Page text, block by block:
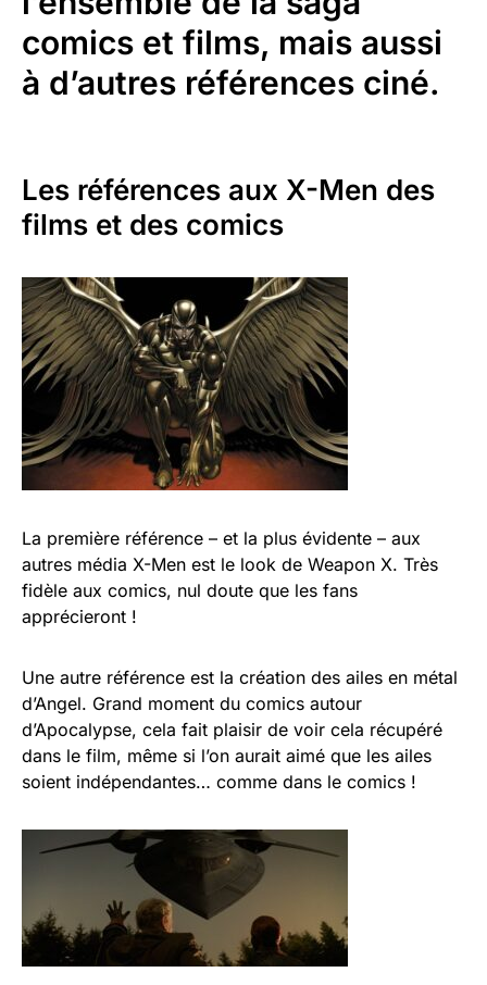
comics et films, mais aussi
à d’autres références ciné.
Les références aux X-Men des
films et des comics
La première référence – et la plus évidente – aux
autres média X-Men est le look de Weapon X. Très
fidèle aux comics, nul doute que les fans
apprécieront !
Une autre référence est la création des ailes en métal
d’Angel. Grand moment du comics autour
d’Apocalypse, cela fait plaisir de voir cela récupéré
dans le film, même si l’on aurait aimé que les ailes
soient indépendantes… comme dans le comics !